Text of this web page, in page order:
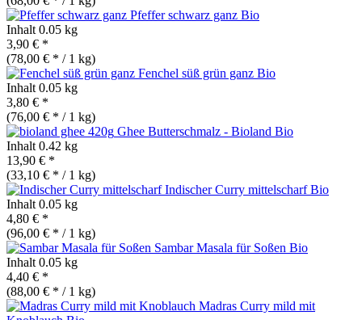
Pfeffer schwarz ganz Bio
Inhalt 0.05 kg
3,90 € *
(78,00 € * / 1 kg)
Fenchel süß grün ganz Bio
Inhalt 0.05 kg
3,80 € *
(76,00 € * / 1 kg)
Ghee Butterschmalz - Bioland Bio
Inhalt 0.42 kg
13,90 € *
(33,10 € * / 1 kg)
Indischer Curry mittelscharfBio
Inhalt 0.05 kg
4,80 € *
(96,00 € * / 1 kg)
Sambar Masala für Soßen Bio
Inhalt 0.05 kg
4,40 € *
(88,00 € * / 1 kg)
Madras Curry mild mit